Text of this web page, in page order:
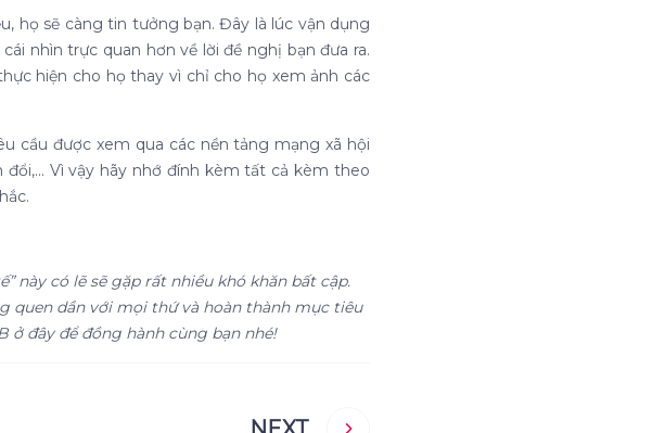
họ sẽ càng tin tưởng bạn. Đây là lúc vận dụng
nhìn trực quan hơn về lời đề nghị bạn đưa ra.
hiện cho họ thay vì chỉ cho họ xem ảnh các
cầu được xem qua các nền tảng mạng xã hội
Vì vậy hãy nhớ đính kèm tất cả kèm theo
này có lẽ sẽ gặp rất nhiều khó khăn bất cập.
quen dần với mọi thứ và hoàn thành mục tiêu
ở đây để đồng hành cùng bạn nhé!